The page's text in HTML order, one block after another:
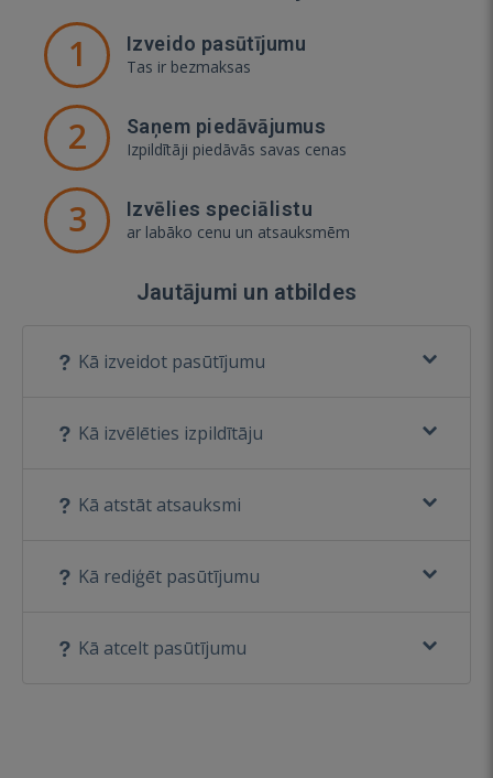
1 Izveido pasūtījumu
Tas ir bezmaksas
2 Saņem piedāvājumus
Izpildītāji piedāvās savas cenas
3 Izvēlies speciālistu
ar labāko cenu un atsauksmēm
Jautājumi un atbildes
Kā izveidot pasūtījumu
Kā izvēlēties izpildītāju
Kā atstāt atsauksmi
Kā rediģēt pasūtījumu
Kā atcelt pasūtījumu